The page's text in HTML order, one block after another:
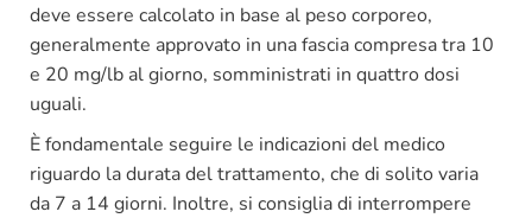
deve essere calcolato in base al peso corporeo,
generalmente approvato in una fascia compresa tra 10
e 20 mg/lb al giorno, somministrati in quattro dosi
uguali.
È fondamentale seguire le indicazioni del medico
riguardo la durata del trattamento, che di solito varia
da 7 a 14 giorni. Inoltre, si consiglia di interrompere